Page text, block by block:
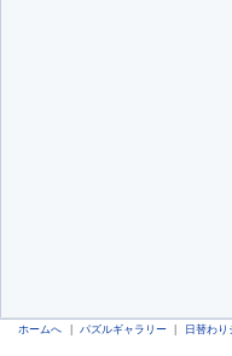
ホームへ パズルギャラリー 日替わり